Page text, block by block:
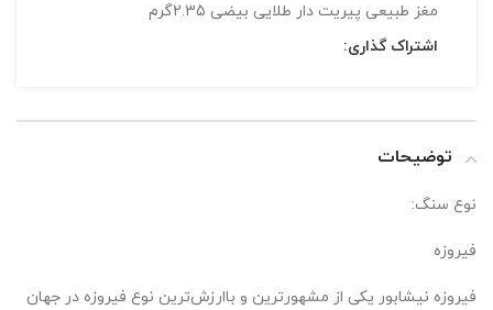
مغز طبیعی پیریت دار طلایی بیضی 2.35گرم
اشتراک گذاری:
توضیحات
نوع سنگ:
فیروزه
فیروزه نیشابور یکی از مشهورترین و باارزش‌ترین نوع فیروزه در جهان